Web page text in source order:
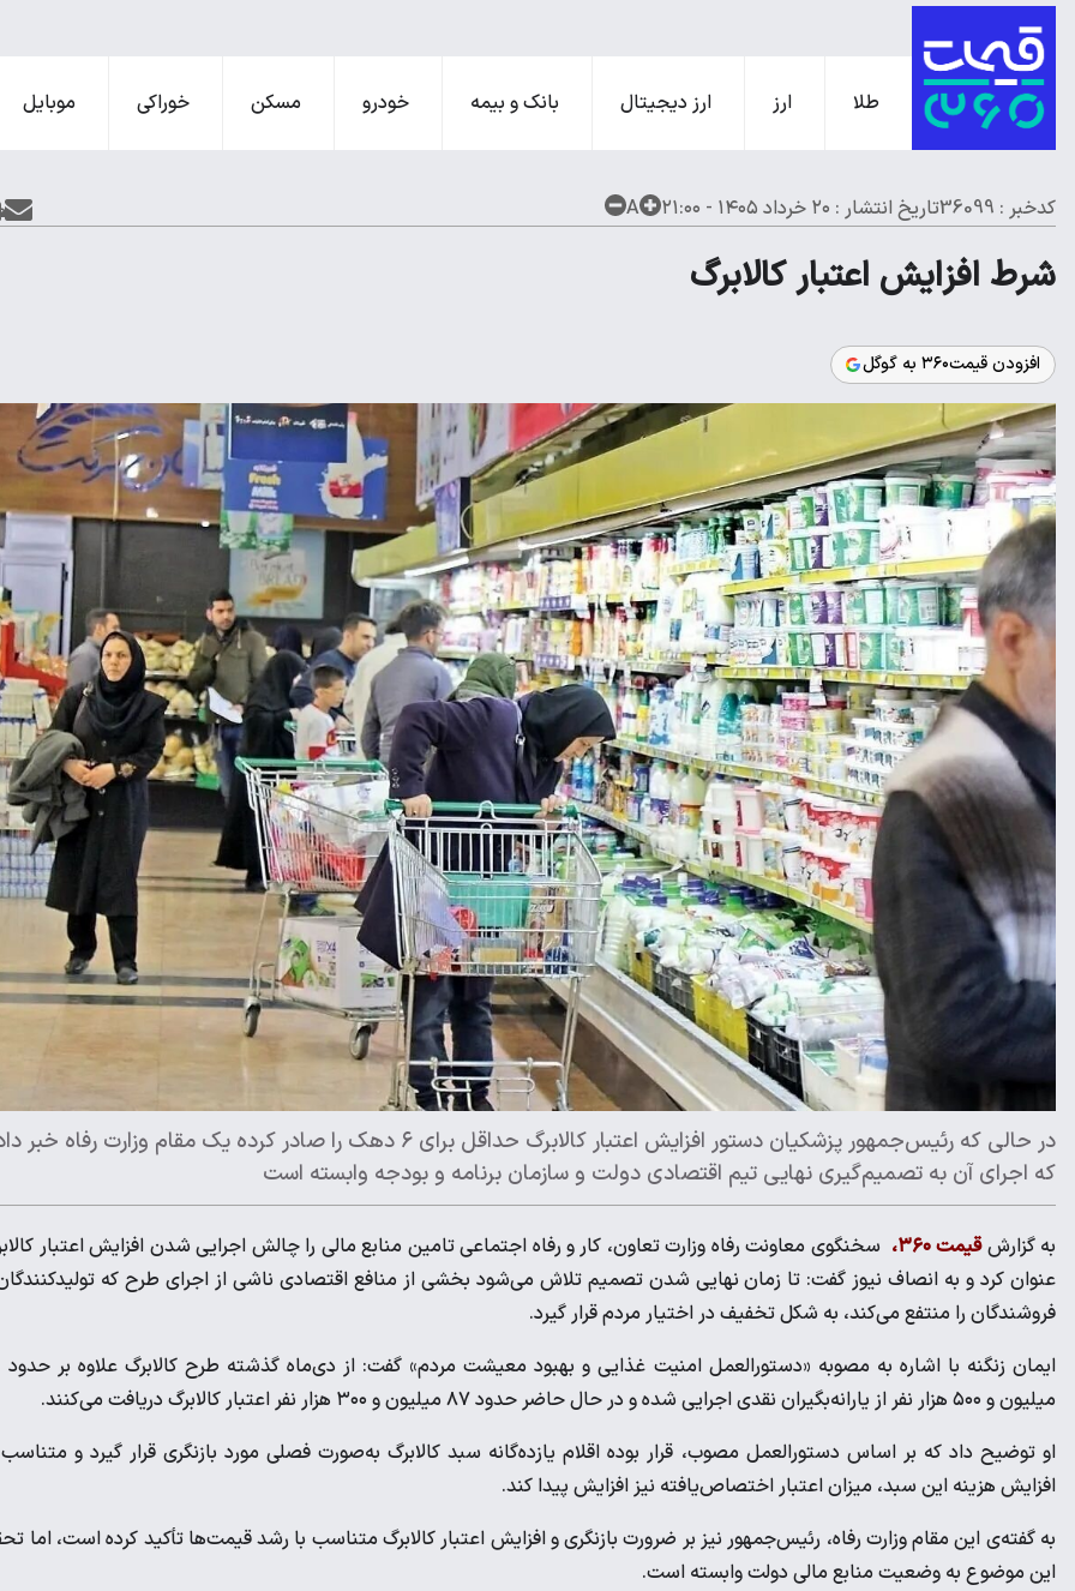
طلا ارز ارز دیجیتال بانک و بیمه خودرو مسکن خوراکی موبایل
کدخبر : 36099 تاریخ انتشار : ۲۰ خرداد ۱۴۰۵ - ۲۱:۰۰ A
شرط افزایش اعتبار کالابرگ
افزودن قیمت۳۶۰ به گوگل
در حالی که رئیس‌جمهور پزشکیان دستور افزایش اعتبار کالابرگ حداقل برای ۶ دهک را صادر کرده یک مقام وزارت رفاه
که اجرای آن به تصمیم‌گیری نهایی تیم اقتصادی دولت و سازمان برنامه و بودجه وابسته است
به گزارشقیمت ۳۶۰،
سخنگوی معاونت رفاه وزارت تعاون، کار و رفاه اجتماعی تامین منابع مالی را چالش اجرایی شدن افزایش اعتبار
عنوان کرد و به انصاف نیوز گفت: تا زمان نهایی شدن تصمیم تلاش می‌شود بخشی از منافع اقتصادی ناشی از اجرای طرح که
فروشندگان را منتفع می‌کند، به شکل تخفیف در اختیار مردم قرار گیرد.
میلیون و ۵۰۰ هزار نفر از یارانه‌بگیران نقدی اجرایی شده و در حال حاضر حدود ۸۷ میلیون و ۳۰۰ هزار نفر اعتبار کالابرگ دریافت می‌کنند.
او توضیح داد که بر اساس دستورالعمل مصوب، قرار بوده اقلام یازده‌گانه سبد کالابرگ به‌صورت فصلی مورد بازنگری قرار گیرد و متناسب
افزایش هزینه این سبد، میزان اعتبار اختصاص‌یافته نیز افزایش پیدا کند.
به گفته‌ی این مقام وزارت رفاه، رئیس‌جمهور نیز بر ضرورت بازنگری و افزایش اعتبار کالابرگ متناسب با رشد قیمت‌ها تأکید کرده است، اما
این موضوع به وضعیت منابع مالی دولت وابسته است.